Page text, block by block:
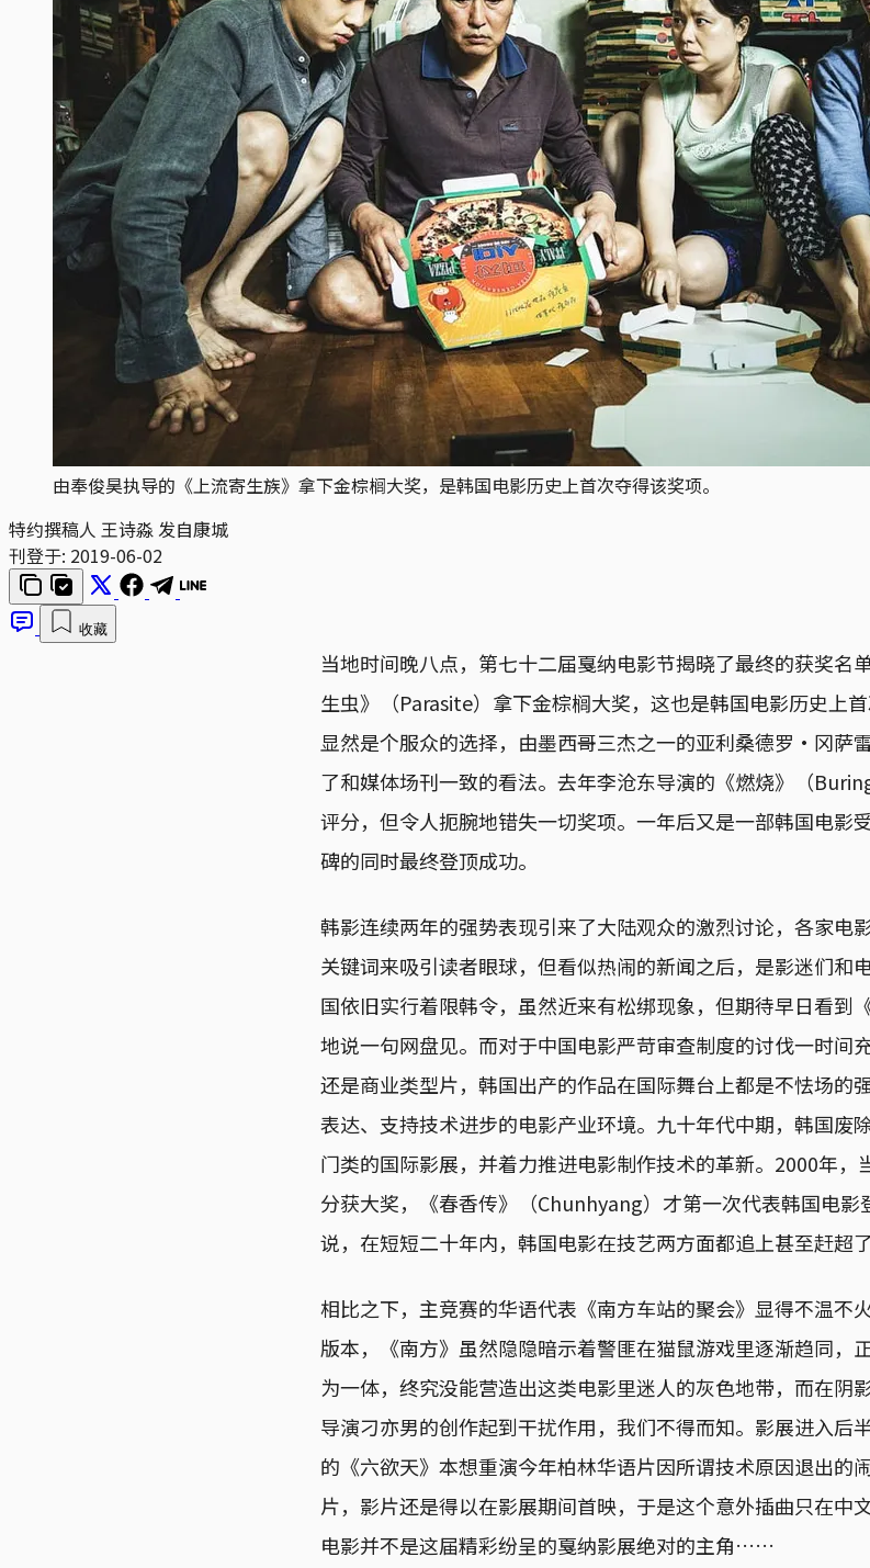
由奉俊昊执导的《上流寄生族》拿下金棕榈大奖，是韩国电影历史上首次夺得该奖项。
特约撰稿人 王诗淼 发自康城
刊登于: 2019-06-02
收藏
当地时间晚八点，第七十二届戛纳电影节揭晓了最终的获奖名
生虫》（Parasite）拿下金棕榈大奖，这也是韩国电影历史上
显然是个服众的选择，由墨西哥三杰之一的亚利桑德罗·冈萨
了和媒体场刊一致的看法。去年李沧东导演的《燃烧》（
评分，但令人扼腕地错失一切奖项。一年后又是一部韩国电影
碑的同时最终登顶成功。
韩影连续两年的强势表现引来了大陆观众的激烈讨论，各家电
关键词来吸引读者眼球，但看似热闹的新闻之后，是影迷们和
国依旧实行着限韩令，虽然近来有松绑现象，但期待早日看到
地说一句网盘见。而对于中国电影严苛审查制度的讨伐一时间
还是商业类型片，韩国出产的作品在国际舞台上都是不怯场的
表达、支持技术进步的电影产业环境。九十年代中期，韩国废
门类的国际影展，并着力推进电影制作技术的革新。2000年
分获大奖，《春香传》（Chunhyang）才第一次代表韩国电影
说，在短短二十年内，韩国电影在技艺两方面都追上甚至赶超
相比之下，主竞赛的华语代表《南方车站的聚会》显得不温不
版本，《南方》虽然隐隐暗示着警匪在猫鼠游戏里逐渐趋同，
为一体，终究没能营造出这类电影里迷人的灰色地带，而在阴
导演刁亦男的创作起到干扰作用，我们不得而知。影展进入后
的《六欲天》本想重演今年柏林华语片因所谓技术原因退出的
片，影片还是得以在影展期间首映，于是这个意外插曲只在中
电影并不是这届精彩纷呈的戛纳影展绝对的主角……